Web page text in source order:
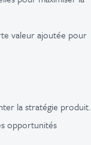
valeur ajoutée pour
la stratégie produit.
opportunités